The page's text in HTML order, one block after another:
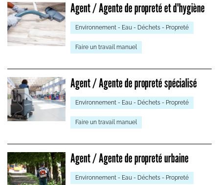
Agent / Agente de propreté et d'hygiène
Environnement - Eau - Déchets - Propreté
Faire un travail manuel
Agent / Agente de propreté spécialisé
Environnement - Eau - Déchets - Propreté
Faire un travail manuel
Agent / Agente de propreté urbaine
Environnement - Eau - Déchets - Propreté